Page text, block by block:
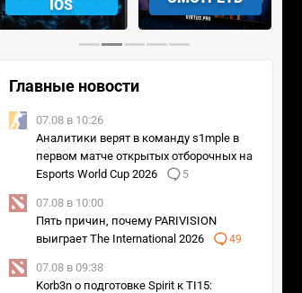
Главные новости
07.08 в 10:26
Аналитики верят в команду s1mple в
первом матче открытых отборочных на
Esports World Cup 2026
5
07.08 в 10:00
Пять причин, почему PARIVISION
выиграет The International 2026
49
07.08 в 09:38
Korb3n о подготовке Spirit к TI15: